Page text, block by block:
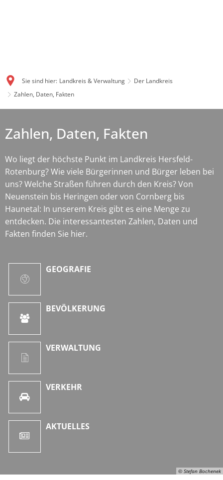
Sie sind hier: Landkreis & Verwaltung
Der Landkreis
Zahlen, Daten, Fakten
© Stefan Bochenek
Zahlen, Daten, Fakten
Wo liegt der höchste Punkt im Landkreis Hersfeld-
Rotenburg? Wie viele Bürgerinnen und Bürger leben bei
uns? Welche Straßen führen durch den Kreis? Von
Neuenstein bis Heringen oder von Cornberg bis
Haunetal: In unserem Kreis gibt es eine Menge zu
entdecken. Die interessantesten Zahlen, Daten und
Fakten finden Sie hier.
GEOGRAFIE
BEVÖLKERUNG
VERWALTUNG
VERKEHR
AKTUELLES